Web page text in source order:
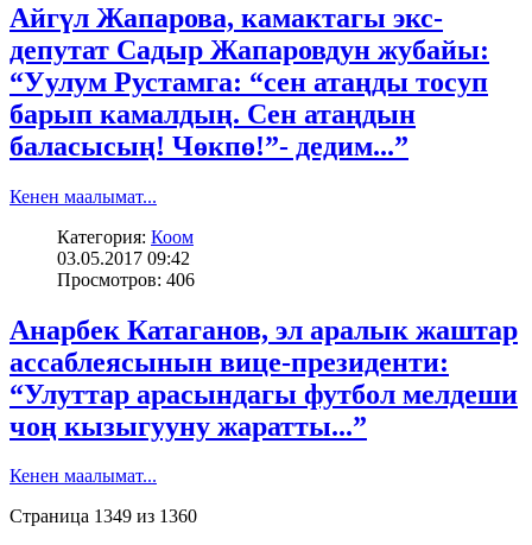
Айгүл Жапарова, камактагы экс-
депутат Садыр Жапаровдун жубайы:
“Уулум Рустамга: “сен атаңды тосуп
барып камалдың. Сен атаңдын
баласысың! Чөкпө!”- дедим...”
Кенен маалымат...
Категория: Коом
03.05.2017 09:42
Просмотров: 406
Анарбек Катаганов, эл аралык жаштар
ассаблеясынын вице-президенти:
“Улуттар арасындагы футбол мелдеши
чоң кызыгууну жаратты...”
Кенен маалымат...
Страница 1349 из 1360